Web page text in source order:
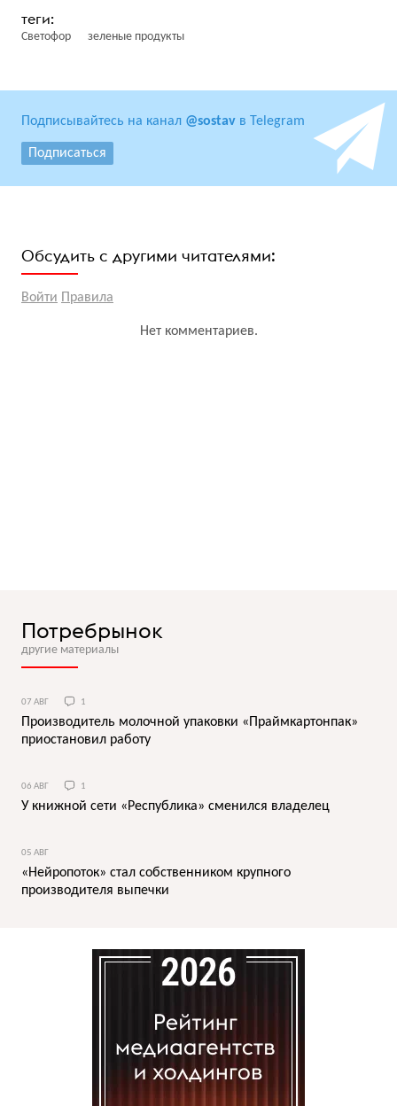
Светофор зеленые продукты
Подписывайтесь на канал @sostav в Telegram
Подписаться
Обсудить с другими читателями:
Войти Правила
Нет комментариев.
Потребрынок
другие материалы
07 АВГ 1
Производитель молочной упаковки «Праймкартонпак»
приостановил работу
06 АВГ 1
У книжной сети «Республика» сменился владелец
05 АВГ
«Нейропоток» стал собственником крупного
производителя выпечки